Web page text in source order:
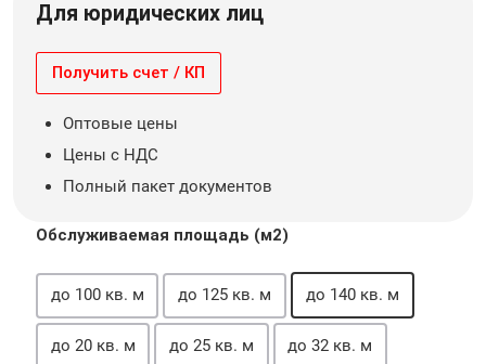
Для юридических лиц
Получить счет / КП
Оптовые цены
Цены с НДС
Полный пакет документов
Обслуживаемая площадь (м2)
до 100 кв. м до 125 кв. м до 140 кв. м
до 20 кв. м до 25 кв. м до 32 кв. м